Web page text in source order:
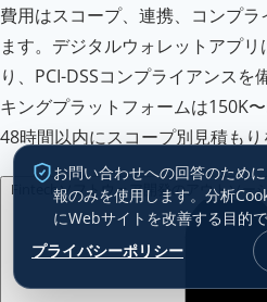
費用はスコープ、連携、コンプ
ます。デジタルウォレットアプ
り、PCI-DSSコンプライアンス
キングプラットフォームは150K
48時間以内にスコープ別見積もり
Fintechソフトウェア開発のアウトソー
お問い合わせへの回答のため
報のみを使用します。分析
にWebサイトを改善する目的で
プライバシーポリシー